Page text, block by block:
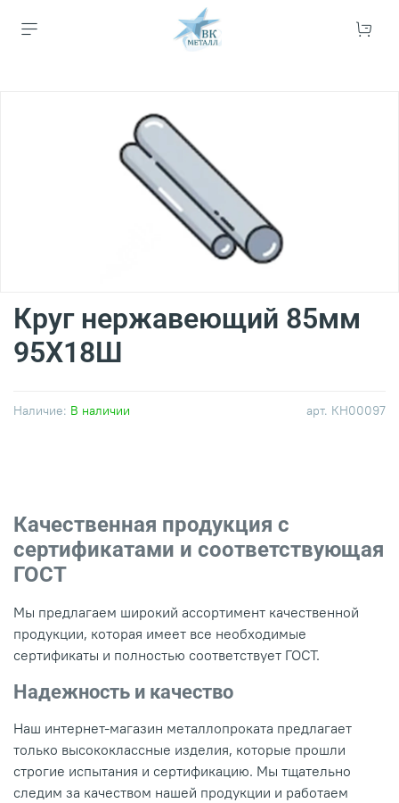
арт. КН00097
Наличие: В наличии
Круг нержавеющий 85мм
95Х18Ш
Качественная продукция с
сертификатами и соответствующая
ГОСТ
Мы предлагаем широкий ассортимент качественной
продукции, которая имеет все необходимые
сертификаты и полностью соответствует ГОСТ.
Надежность и качество
Наш интернет-магазин металлопроката предлагает
только высококлассные изделия, которые прошли
строгие испытания и сертификацию. Мы тщательно
следим за качеством нашей продукции и работаем